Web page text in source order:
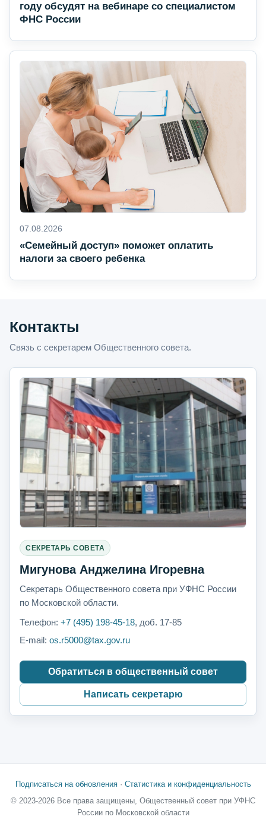
году обсудят на вебинаре со специалистом
ФНС России
07.08.2026
«Семейный доступ» поможет оплатить
налоги за своего ребенка
Контакты
Связь с секретарем Общественного совета.
СЕКРЕТАРЬ СОВЕТА
Мигунова Анджелина Игоревна
Секретарь Общественного совета при УФНС России
по Московской области.
Телефон: +7 (495) 198-45-18, доб. 17-85
E-mail: os.r5000@tax.gov.ru
Обратиться в общественный совет
Написать секретарю
Подписаться на обновления· Статистика и конфиденциальность
© 2023-2026 Все права защищены, Общественный совет при УФНС
России по Московской области